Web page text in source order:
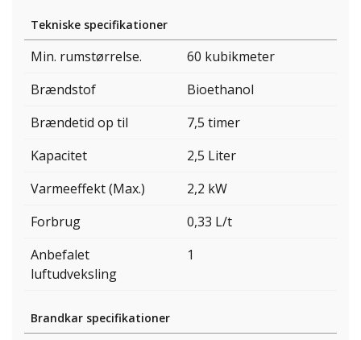
Tekniske specifikationer
Min. rumstørrelse.
60 kubikmeter
Brændstof
Bioethanol
Brændetid op til
7,5 timer
Kapacitet
2,5 Liter
Varmeeffekt (Max.)
2,2 kW
Forbrug
0,33 L/t
Anbefalet
luftudveksling
1
Brandkar specifikationer